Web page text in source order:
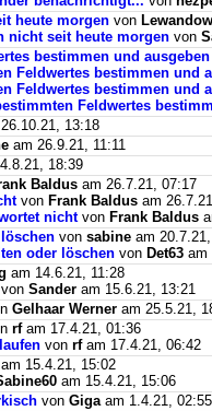
heute morgen von
nicht seit heute morgen von
bestimmen und ausgeben
Feldwertes bestimmen und
Feldwertes bestimmen und
Feldwertes
13:18
am 26.9.21, 11:11
18:39
Baldus am 26.7.21, 07:17
von Frank Baldus am
nichtvon Frank Baldus
von sabine am
oder löschen von Det63 am
am 14.6.21, 11:28
von Sander am 15.6.21, 13:21
Gelhaar Werner am 25.5.21,
rfam 17.4.21, 01:36
von rfam 17.4.21, 06:42
am 15.4.21, 15:02
am 15.4.21, 15:06
von Gigaam 1.4.21, 02:55